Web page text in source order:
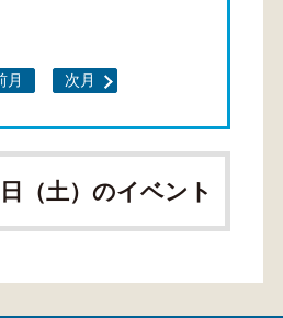
月 次月
（土）のイベント